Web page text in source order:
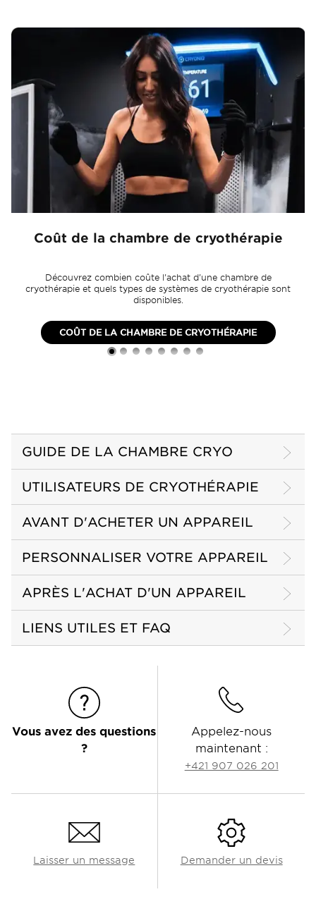
Coût de la chambre de cryothérapie
Découvrez combien coûte l'achat d'une chambre de
cryothérapie et quels types de systèmes de cryothérapie sont
disponibles.
COÛT DE LA CHAMBRE DE CRYOTHÉRAPIE
GUIDE DE LA CHAMBRE CRYO
UTILISATEURS DE CRYOTHÉRAPIE
AVANT D'ACHETER UN APPAREIL
PERSONNALISER VOTRE APPAREIL
APRÈS L'ACHAT D'UN APPAREIL
LIENS UTILES ET FAQ
Vous avez des questions
?
Appelez-nous
maintenant :
+421 907 026 201
Laisser un message Demander un devis